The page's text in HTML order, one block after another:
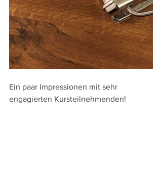
Ein paar Impressionen mit sehr
engagierten Kursteilnehmenden!